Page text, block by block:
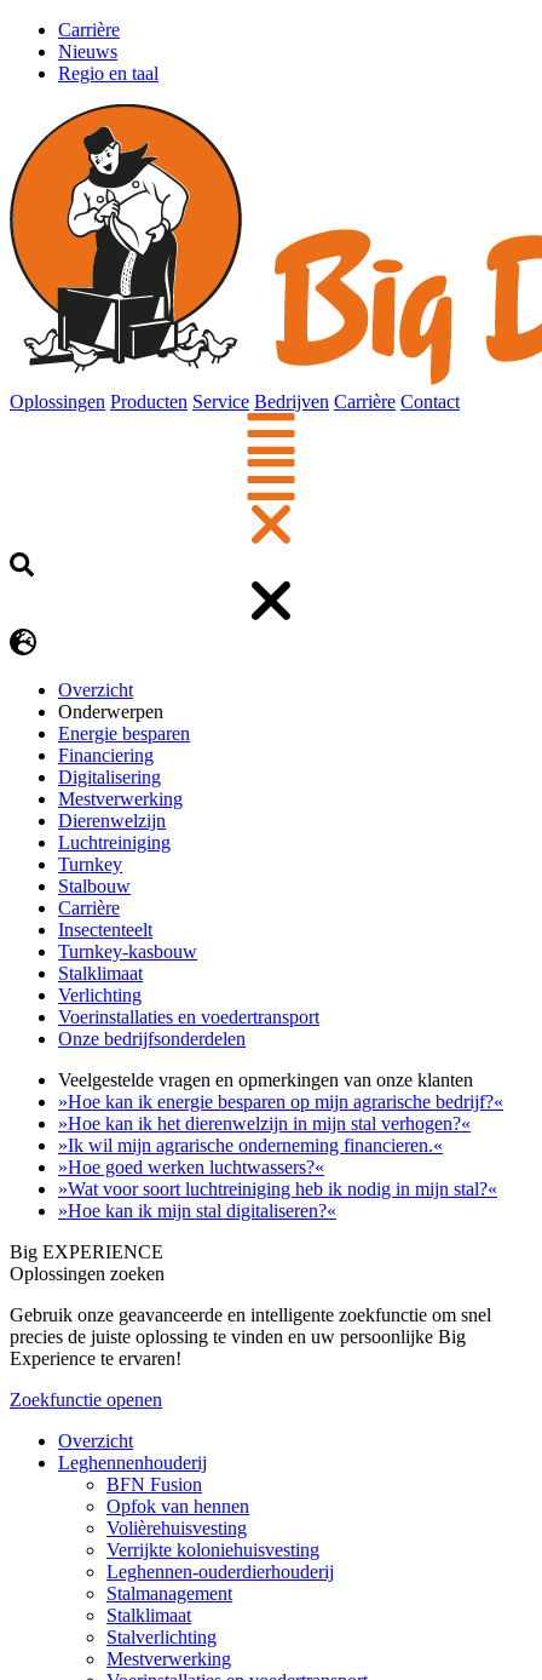
Carrière
Nieuws
Regio en taal
Oplossingen Producten Service Bedrijven Carrière Contact
Overzicht
Onderwerpen
Energie besparen
Financiering
Digitalisering
Mestverwerking
Dierenwelzijn
Luchtreiniging
Turnkey
Stalbouw
Carrière
Insectenteelt
Turnkey-kasbouw
Stalklimaat
Verlichting
Voerinstallaties en voedertransport
Onze bedrijfsonderdelen
Veelgestelde vragen en opmerkingen van onze klanten
»Hoe kan ik energie besparen op mijn agrarische bedrijf?«
»Hoe kan ik het dierenwelzijn in mijn stal verhogen?«
»Ik wil mijn agrarische onderneming financieren.«
»Hoe goed werken luchtwassers?«
»Wat voor soort luchtreiniging heb ik nodig in mijn stal?«
»Hoe kan ik mijn stal digitaliseren?«
Big EXPERIENCE
Oplossingen zoeken
Gebruik onze geavanceerde en intelligente zoekfunctie om snel
precies de juiste oplossing te vinden en uw persoonlijke Big
Experience te ervaren!
Zoekfunctie openen
Overzicht
Leghennenhouderij
BFN Fusion
Opfok van hennen
Volièrehuisvesting
Verrijkte koloniehuisvesting
Leghennen-ouderdierhouderij
Stalmanagement
Stalklimaat
Stalverlichting
Mestverwerking